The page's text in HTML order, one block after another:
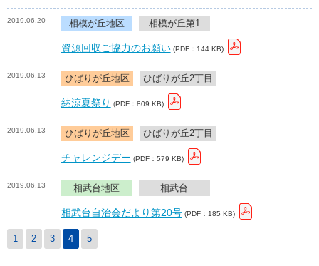
2019.06.20 相模が丘地区 相模が丘第1
資源回収ご協力のお願い (PDF：144 KB)
2019.06.13 ひばりが丘地区 ひばりが丘2丁目
納涼夏祭り (PDF：809 KB)
2019.06.13 ひばりが丘地区 ひばりが丘2丁目
チャレンジデー (PDF：579 KB)
2019.06.13 相武台地区 相武台
相武台自治会だより第20号 (PDF：185 KB)
1 2 3 4 5